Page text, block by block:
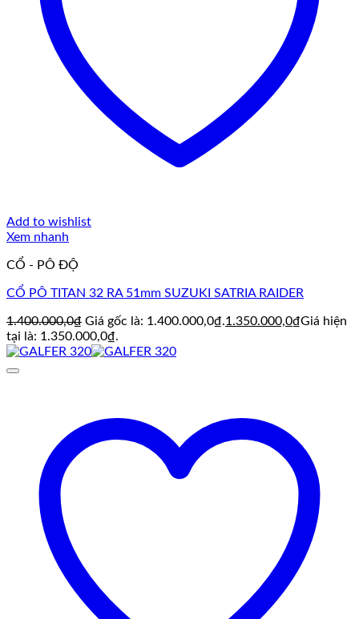
Add to wishlist
Xem nhanh
CỔ - PÔ ĐỘ
CỔ PÔ TITAN 32 RA 51mm SUZUKI SATRIA RAIDER
1.400.000,0₫ Giá gốc là: 1.400.000,0₫.1.350.000,0₫Giá hiện
tại là: 1.350.000,0₫.